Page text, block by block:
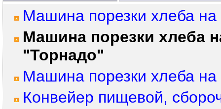
Машина порезки хлеба
Машина порезки хлеба
"Торнадо"
Машина порезки хлеба
Конвейер пищевой,